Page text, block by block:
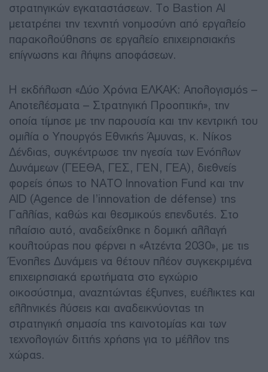
στρατηγικών εγκαταστάσεων. Το Bastion AI
μετατρέπει την τεχνητή νοημοσύνη από εργαλείο
παρακολούθησης σε εργαλείο επιχειρησιακής
επίγνωσης και λήψης αποφάσεων.
Η εκδήλωση «Δύο Χρόνια ΕΛΚΑΚ: Απολογισμός –
Αποτελέσματα – Στρατηγική Προοπτική», την
οποία τίμησε με την παρουσία και την κεντρική του
ομιλία ο Υπουργός Εθνικής Άμυνας, κ. Νίκος
Δένδιας, συγκέντρωσε την ηγεσία των Ενόπλων
Δυνάμεων (ΓΕΕΘΑ, ΓΕΣ, ΓΕΝ, ΓΕΑ), διεθνείς
φορείς όπως το NATO Innovation Fund και την
AID (Agence de l’innovation de défense) της
Γαλλίας, καθώς και θεσμικούς επενδυτές. Στο
πλαίσιο αυτό, αναδείχθηκε η δομική αλλαγή
κουλτούρας που φέρνει η «Ατζέντα 2030», με τις
Ένοπλες Δυνάμεις να θέτουν πλέον συγκεκριμένα
επιχειρησιακά ερωτήματα στο εγχώριο
οικοσύστημα, αναζητώντας έξυπνες, ευέλικτες και
ελληνικές λύσεις και αναδεικνύοντας τη
στρατηγική σημασία της καινοτομίας και των
τεχνολογιών διττής χρήσης για το μέλλον της
χώρας.